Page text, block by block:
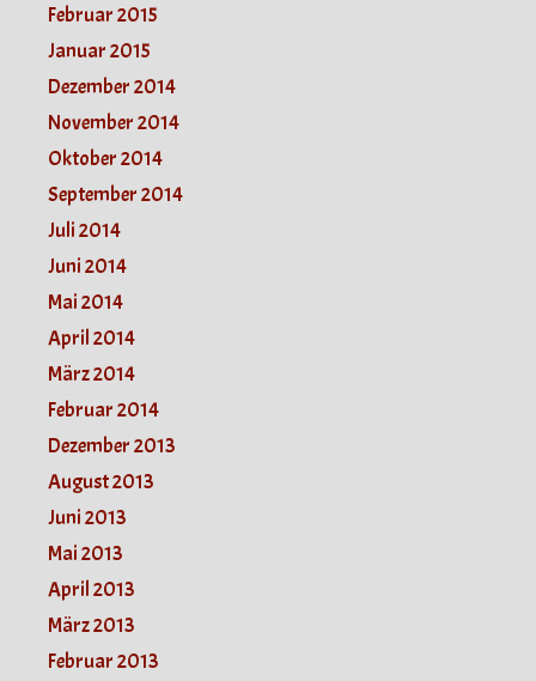
Februar 2015
Januar 2015
Dezember 2014
November 2014
Oktober 2014
September 2014
Juli 2014
Juni 2014
Mai 2014
April 2014
März 2014
Februar 2014
Dezember 2013
August 2013
Juni 2013
Mai 2013
April 2013
März 2013
Februar 2013